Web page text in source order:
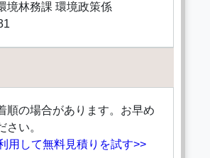
境林務課 環境政策係
順の場合があります。お早め
さい。
用して無料見積りを試す>>